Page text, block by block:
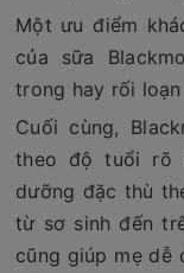
Một ưu điểm
của sữa
trong hay rối
Cuối cùng,
theo độ tuổi rõ
dưỡng đặc thù
từ sơ sinh đến
cũng giúp mẹ dễ